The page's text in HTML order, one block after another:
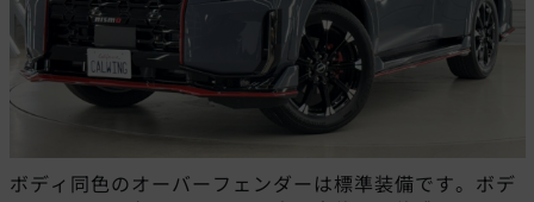
ボディ同色のオーバーフェンダーは標準装備です。ボデ